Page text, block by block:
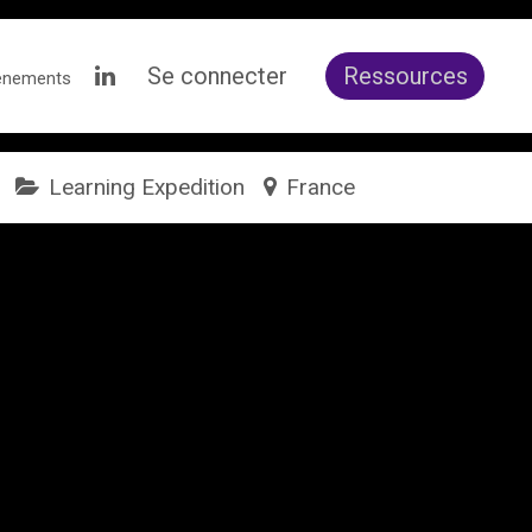
Se connecter Ressources
Learning Expedition France